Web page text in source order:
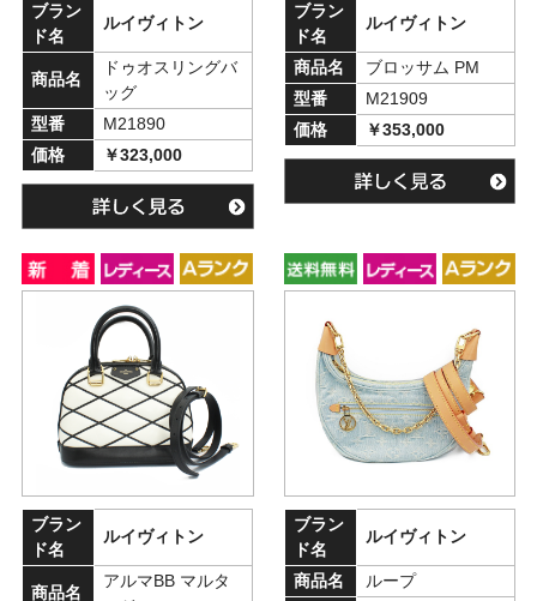
ブラン
ド名
ルイヴィトン
商品名
ドゥオスリングバ
ッグ
型番
M21890
価格
￥323,000
ブラン
ド名
ルイヴィトン
商品名
ブロッサム PM
型番
M21909
価格
￥353,000
ブラン
ド名
ルイヴィトン
商品名
アルマBB マルタ
ブラン
ド名
ルイヴィトン
商品名
ループ